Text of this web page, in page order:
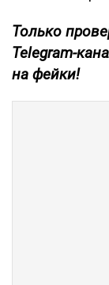
Только
Telegram-
на фейки!